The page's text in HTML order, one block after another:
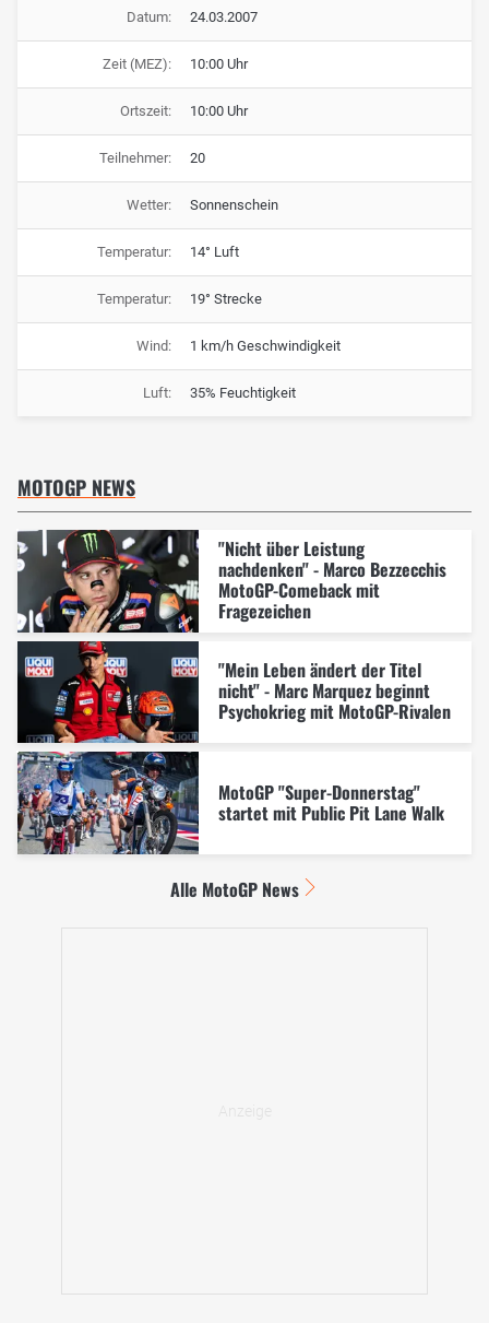
Datum: 24.03.2007
Zeit (MEZ): 10:00 Uhr
Ortszeit: 10:00 Uhr
Teilnehmer: 20
Wetter: Sonnenschein
Temperatur: 14° Luft
Temperatur: 19° Strecke
Wind: 1 km/h Geschwindigkeit
Luft: 35% Feuchtigkeit
MOTOGP NEWS
"Nicht über Leistung
nachdenken" - Marco Bezzecchis
MotoGP-Comeback mit
Fragezeichen
"Mein Leben ändert der Titel
nicht" - Marc Marquez beginnt
Psychokrieg mit MotoGP-Rivalen
MotoGP "Super-Donnerstag"
startet mit Public Pit Lane Walk
Alle MotoGP News